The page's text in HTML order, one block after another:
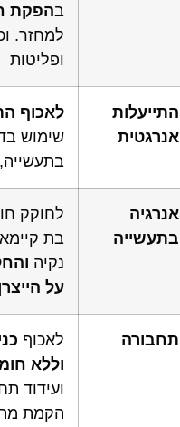
בהפקת
למחזר.
ופליטות
התייעלות
אנרגטית
לאכוף
שימוש
אנרגיה
בתעשייה
לחוקק
בת
נקיה
על
תחבורה לאכוף
וללא
ועידוד
הקמת